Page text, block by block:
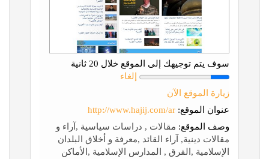
سوف يتم توجيهك إلى الموقع خلال 20 ثانية
إلغاء
زيارة الموقع الآن
عنوان الموقع: http://www.hajij.com/ar
وصف الموقع: مقالات , دراسات سياسية ,آراء و
مقالات دينية, آراء القائد ,معرفة و أخلاق البلدان
الإسلامية ,الفرق , المدارس الإسلامية ,الأماكن